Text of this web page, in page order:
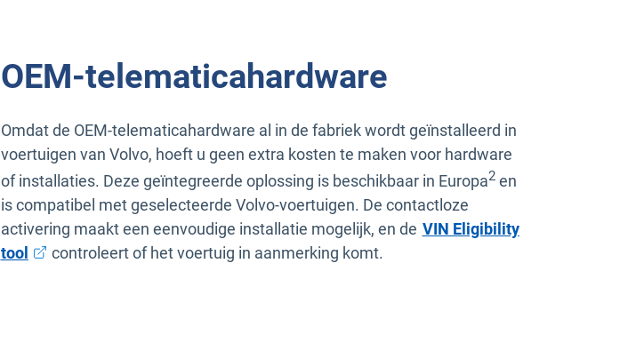
OEM-telematicahardware
Omdat de OEM-telematicahardware al in de fabriek wordt geïnstalleerd in
voertuigen van Volvo, hoeft u geen extra kosten te maken voor hardware
of installaties. Deze geïntegreerde oplossing is beschikbaar in Europa2en
is compatibel met geselecteerde Volvo-voertuigen. De contactloze
activering maakt een eenvoudige installatie mogelijk, en de VIN Eligibility
toolOpenen in een nieuw venster
controleert of het voertuig in aanmerking komt.